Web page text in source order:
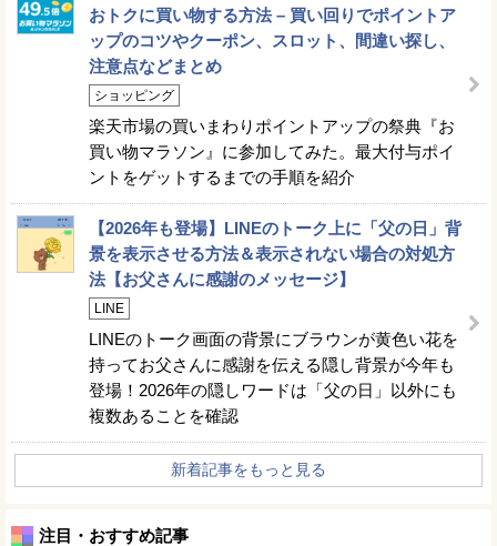
おトクに買い物する方法 – 買い回りでポイントア
ップのコツやクーポン、スロット、間違い探し、
注意点などまとめ
ショッピング
楽天市場の買いまわりポイントアップの祭典『お
買い物マラソン』に参加してみた。最大付与ポイ
ントをゲットするまでの手順を紹介
【2026年も登場】LINEのトーク上に「父の日」背
景を表示させる方法＆表示されない場合の対処方
法【お父さんに感謝のメッセージ】
LINE
LINEのトーク画面の背景にブラウンが黄色い花を
持ってお父さんに感謝を伝える隠し背景が今年も
登場！2026年の隠しワードは「父の日」以外にも
複数あることを確認
新着記事をもっと見る
注目・おすすめ記事